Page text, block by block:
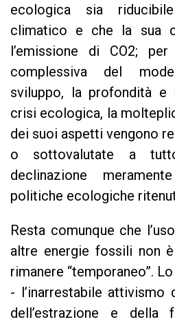
ecologica sia
climatico e che la sua
l’emissione di CO2;
complessiva del
sviluppo, la profondità e
crisi ecologica, la
dei suoi aspetti vengono
o sottovalutate a
declinazione
politiche ecologiche
Resta comunque che
altre energie fossili non
rimanere “temporaneo”.
- l’inarrestabile attivismo
dell’estrazione e della